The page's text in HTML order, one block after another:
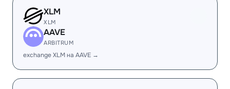
XLM
XLM
AAVE
ARBITRUM
exchange XLM на AAVE →